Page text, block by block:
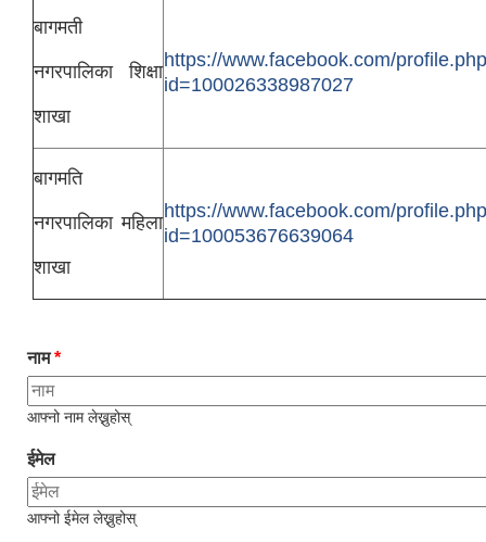
बागमती
नगरपालिका शिक्षा
शाखा
https://www.facebook.com/
id=100026338987027
बागमति
नगरपालिका महिला
शाखा
https://www.facebook.com/
id=100053676639064
नाम*
आफ्नो नाम लेख्नुहोस्
ईमेल
आफ्नो ईमेल लेख्नुहोस्